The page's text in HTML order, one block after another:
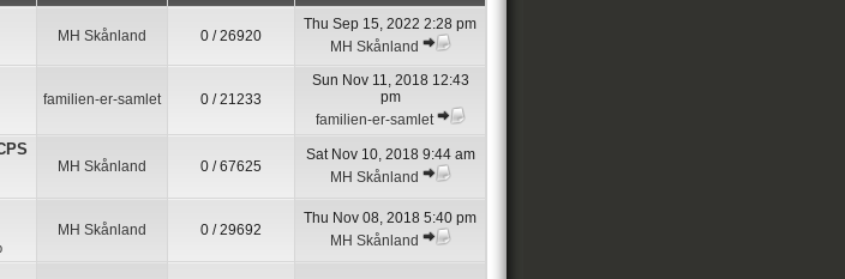
MH Skånland 0 / 26920
Thu Sep 15, 2022 2:28 pm
MH Skånland
familien-er-samlet 0 / 21233
Sun Nov 11, 2018 12:43
pm
familien-er-samlet
MH Skånland 0 / 67625
Sat Nov 10, 2018 9:44 am
MH Skånland
MH Skånland 0 / 29692
Thu Nov 08, 2018 5:40 pm
MH Skånland